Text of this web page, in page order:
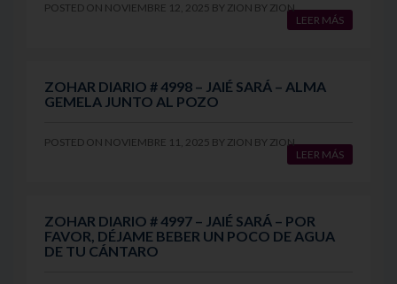
POSTED ON NOVIEMBRE 12, 2025 BY ZION BY ZION
LEER MÁS
ZOHAR DIARIO # 4998 – JAIÉ SARÁ – ALMA
GEMELA JUNTO AL POZO
POSTED ON NOVIEMBRE 11, 2025 BY ZION BY ZION
LEER MÁS
ZOHAR DIARIO # 4997 – JAIÉ SARÁ – POR
FAVOR, DÉJAME BEBER UN POCO DE AGUA
DE TU CÁNTARO